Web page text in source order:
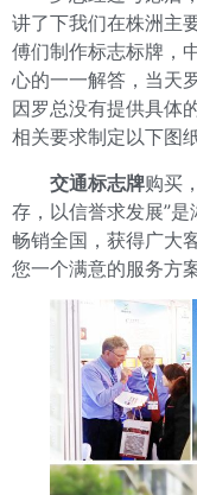
讲了下我们在株洲主
傅们制作标志标牌，
心的一一解答，当天
因罗总没有提供具体
相关要求制定以下图
交通标志牌购买
存，以信誉求发展”
畅销全国，获得广大
您一个满意的服务方